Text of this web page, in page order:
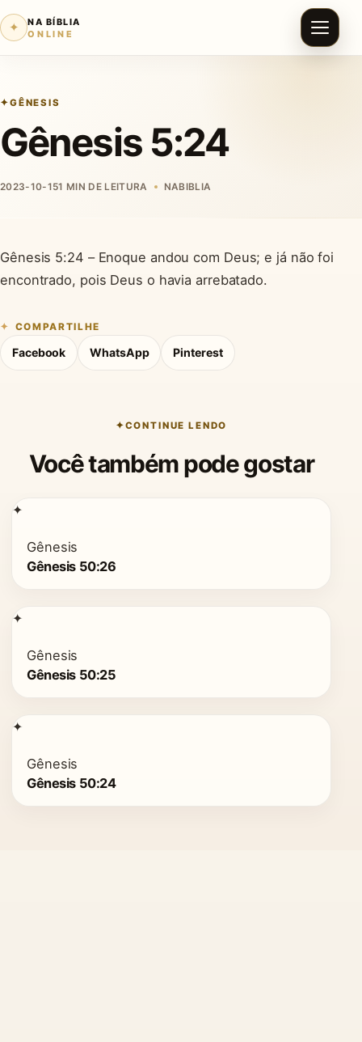
✦
NA BÍBLIA
ONLINE
GÊNESIS
Gênesis 5:24
2023-10-151 MIN DE LEITURA NABIBLIA
Gênesis 5:24 – Enoque andou com Deus; e já não foi
encontrado, pois Deus o havia arrebatado.
COMPARTILHE
Facebook WhatsApp Pinterest
CONTINUE LENDO
Você também pode gostar
✦
Gênesis
Gênesis 50:26
✦
Gênesis
Gênesis 50:25
✦
Gênesis
Gênesis 50:24